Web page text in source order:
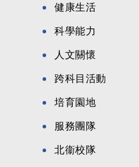
健康生活
科學能力
人文關懷
跨科目活動
培育園地
服務團隊
北衞校隊